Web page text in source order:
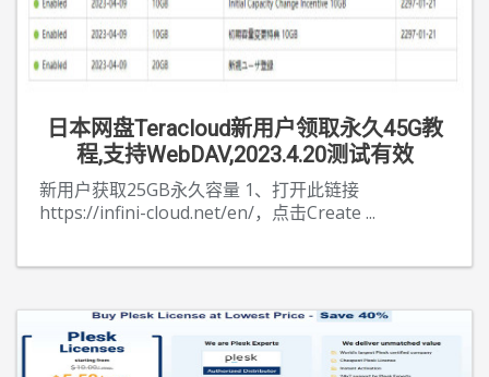
日本网盘Teracloud新用户领取永久45G教
程,支持WebDAV,2023.4.20测试有效
新用户获取25GB永久容量 1、打开此链接
https://infini-cloud.net/en/，点击Create ...